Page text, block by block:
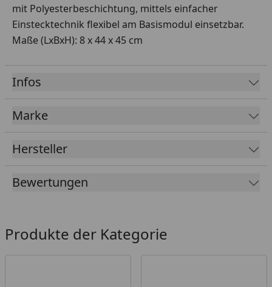
mit Polyesterbeschichtung, mittels einfacher
Einstecktechnik flexibel am Basismodul einsetzbar.
Maße (LxBxH): 8 x 44 x 45 cm
Infos
Marke
Hersteller
Bewertungen
Produkte der Kategorie